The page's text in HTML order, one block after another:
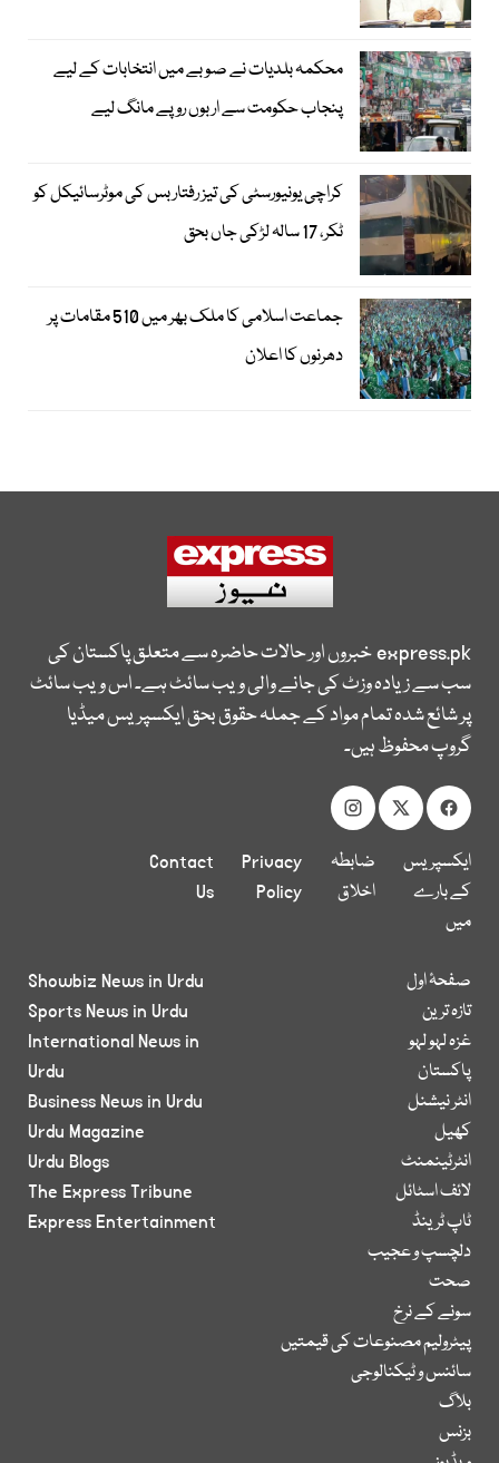
محکمہ بلدیات نے صوبے میں انتخابات کے لیے
پنجاب حکومت سے اربوں روپے مانگ لیے
کراچی یونیورسٹی کی تیز رفتار بس کی موٹرسائیکل کو
ٹکر، 17 سالہ لڑکی جاں بحق
جماعت اسلامی کا ملک بھر میں 510 مقامات پر
دھرنوں کا اعلان
express.pkخبروں اور حالات حاضرہ سے متعلق پاکستان کی
سب سے زیادہ وزٹ کی جانے والی ویب سائٹ ہے۔ اس ویب سائٹ
پر شائع شدہ تمام مواد کے جملہ حقوق بحق ایکسپریس میڈیا
گروپ محفوظ ہیں۔
ایکسپریس
کے بارے
میں
ضابطہ
اخلاق
Privacy
Policy
Contact
Us
صفحۂ اول
تازہ ترین
غزہ لہو لہو
پاکستان
انٹر نیشنل
کھیل
انٹرٹینمنٹ
لائف اسٹائل
ٹاپ ٹرینڈ
دلچسپ و عجیب
صحت
سونے کے نرخ
پیٹرولیم مصنوعات کی قیمتیں
سائنس و ٹیکنالوجی
بلاگ
بزنس
Showbiz News in Urdu
Sports News in Urdu
International News in
Urdu
Business News in Urdu
Urdu Magazine
Urdu Blogs
The Express Tribune
Express Entertainment